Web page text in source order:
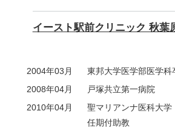
イースト駅前クリニック 秋葉
2004年03月
東邦大学医学部医学科
2008年04月
戸塚共立第一病院
2010年04月
聖マリアンナ医科大
任期付助教